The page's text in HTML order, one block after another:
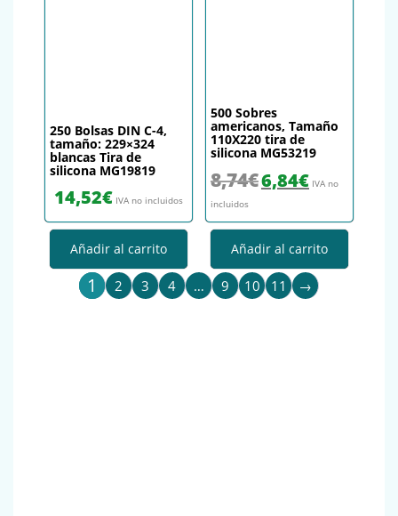
250 Bolsas DIN C-4,
tamaño: 229×324
blancas Tira de
silicona MG19819
14,52€ IVA no incluidos
Añadir al carrito
500 Sobres
americanos, Tamaño
110X220 tira de
silicona MG53219
8,74€ El precio original era: 8,74€.
6,84€El precio actual
IVA no
incluidos
Añadir al carrito
1 2 3 4 … 9 10 11 →